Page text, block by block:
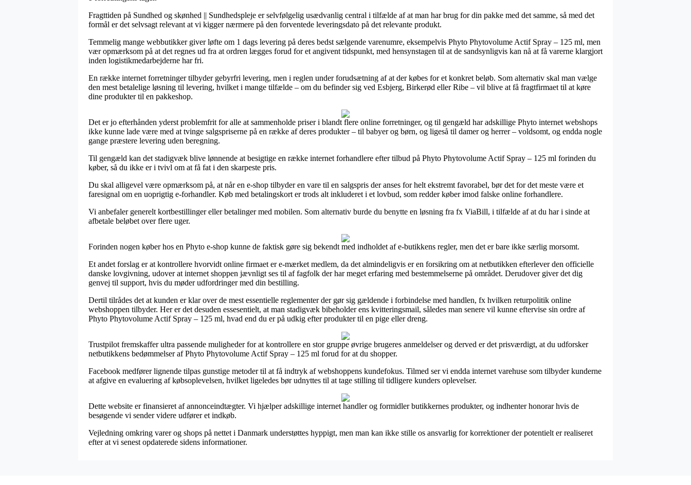
Fragttiden på Sundhed og skønhed || Sundhedspleje er selvfølgelig usædvanlig central i tilfælde af at man har brug for din pakke med det samme, så med det
formål er det selvsagt relevant at vi kigger nærmere på den forventede leveringsdato på det relevante produkt.
Temmelig mange webbutikker giver løfte om 1 dags levering på deres bedst sælgende varenumre, eksempelvis Phyto Phytovolume Actif Spray – 125 ml, men
vær opmærksom på at det regnes ud fra at ordren lægges forud for et angivent tidspunkt, med hensynstagen til at de sandsynligvis kan nå at få varerne klargjort
inden logistikmedarbejderne har fri.
En række internet forretninger tilbyder gebyrfri levering, men i reglen under forudsætning af at der købes for et konkret beløb. Som alternativ skal man vælge
den mest betalelige løsning til levering, hvilket i mange tilfælde – om du befinder sig ved Esbjerg, Birkerød eller Ribe – vil blive at få fragtfirmaet til at køre
dine produkter til en pakkeshop.
Det er jo efterhånden yderst problemfrit for alle at sammenholde priser i blandt flere online forretninger, og til gengæld har adskillige Phyto internet webshops
ikke kunne lade være med at tvinge salgspriserne på en række af deres produkter – til babyer og børn, og ligeså til damer og herrer – voldsomt, og endda nogle
gange præstere levering uden beregning.
Til gengæld kan det stadigvæk blive lønnende at besigtige en række internet forhandlere efter tilbud på Phyto Phytovolume Actif Spray – 125 ml forinden du
køber, så du ikke er i tvivl om at få fat i den skarpeste pris.
Du skal alligevel være opmærksom på, at når en e-shop tilbyder en vare til en salgspris der anses for helt ekstremt favorabel, bør det for det meste være et
faresignal om en uoprigtig e-forhandler. Køb med betalingskort er trods alt inkluderet i et lovbud, som redder køber imod falske online forhandlere.
Vi anbefaler generelt kortbestillinger eller betalinger med mobilen. Som alternativ burde du benytte en løsning fra fx ViaBill, i tilfælde af at du har i sinde at
afbetale beløbet over flere uger.
Forinden nogen køber hos en Phyto e-shop kunne de faktisk gøre sig bekendt med indholdet af e-butikkens regler, men det er bare ikke særlig morsomt.
Et andet forslag er at kontrollere hvorvidt online firmaet er e-mærket medlem, da det almindeligvis er en forsikring om at netbutikken efterlever den officielle
danske lovgivning, udover at internet shoppen jævnligt ses til af fagfolk der har meget erfaring med bestemmelserne på området. Derudover giver det dig
genvej til support, hvis du møder udfordringer med din bestilling.
Dertil tilrådes det at kunden er klar over de mest essentielle reglementer der gør sig gældende i forbindelse med handlen, fx hvilken returpolitik online
webshoppen tilbyder. Her er det desuden essesentielt, at man stadigvæk bibeholder ens kvitteringsmail, således man senere vil kunne eftervise sin ordre af
Phyto Phytovolume Actif Spray – 125 ml, hvad end du er på udkig efter produkter til en pige eller dreng.
Trustpilot fremskaffer ultra passende muligheder for at kontrollere en stor gruppe øvrige brugeres anmeldelser og derved er det prisværdigt, at du udforsker
netbutikkens bedømmelser af Phyto Phytovolume Actif Spray – 125 ml forud for at du shopper.
Facebook medfører lignende tilpas gunstige metoder til at få indtryk af webshoppens kundefokus. Tilmed ser vi endda internet varehuse som tilbyder kunderne
at afgive en evaluering af købsoplevelsen, hvilket ligeledes bør udnyttes til at tage stilling til tidligere kunders oplevelser.
Dette website er finansieret af annonceindtægter. Vi hjælper adskillige internet handler og formidler butikkernes produkter, og indhenter honorar hvis de
besøgende vi sender videre udfører et indkøb.
Vejledning omkring varer og shops på nettet i Danmark understøttes hyppigt, men man kan ikke stille os ansvarlig for korrektioner der potentielt er realiseret
efter at vi senest opdaterede sidens informationer.